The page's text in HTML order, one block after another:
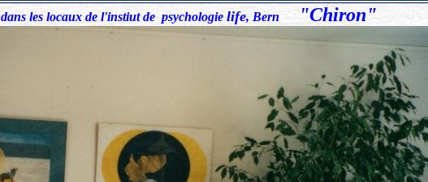
dans les locaux de l'instiut de psychologie life, Bern"Chiron"